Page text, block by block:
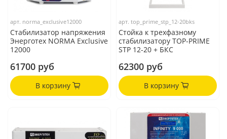
арт. norma_exclusive12000
Стабилизатор напряжения
Энерготех NORMA Exclusive
12000
61700 руб
В корзину
арт.top_prime_stp_12-20bks
Стойка к трехфазному
стабилизатору TOP-PRIME
STP 12-20 + БКС
62300 руб
В корзину